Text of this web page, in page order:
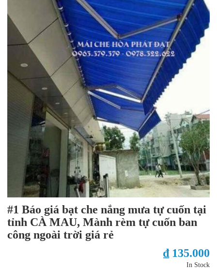
#1 Báo giá bạt che nắng mưa tự cuốn tại
tỉnh CÀ MAU, Mành rèm tự cuốn ban
công ngoài trời giá rẻ
₫ 135.000
In Stock